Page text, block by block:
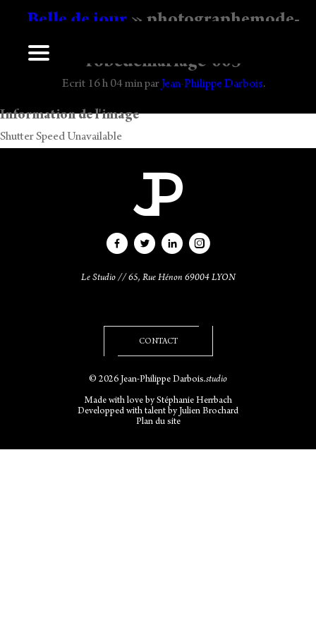
Belle de jour » photographemode-
robedemariage-003
Ecrit 16 h 04 minpar Jean-Philippe Darbois.
Information de l'image
Shutter Speed Unavailable
Le Studio // 65, Rue Hénon 69004 LYON
CONTACT
© 2026 Jean-Philippe Darbois.studio
Made with love byStéphanie Herrbach
Developped with talent by Julien Brochard
Plan du site